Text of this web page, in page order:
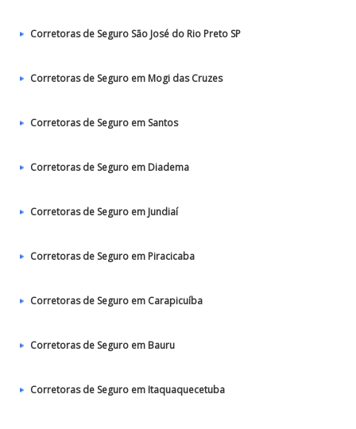
Corretoras de Seguro São José do Rio Preto SP
Corretoras de Seguro em Mogi das Cruzes
Corretoras de Seguro em Santos
Corretoras de Seguro em Diadema
Corretoras de Seguro em Jundiaí
Corretoras de Seguro em Piracicaba
Corretoras de Seguro em Carapicuíba
Corretoras de Seguro em Bauru
Corretoras de Seguro em Itaquaquecetuba